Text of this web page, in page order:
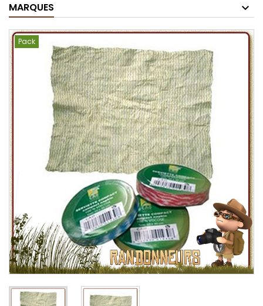
MARQUES
Pack